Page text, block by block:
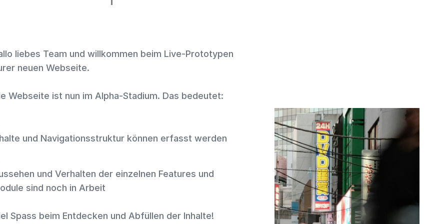
liebes Team und willkommen beim Live-Prototypen
neuen Webseite.
Webseite ist nun im Alpha-Stadium. Das bedeutet:
und Navigationsstruktur können erfasst werden
und Verhalten der einzelnen Features und
sind noch in Arbeit
Spass beim Entdecken und Abfüllen der Inhalte!